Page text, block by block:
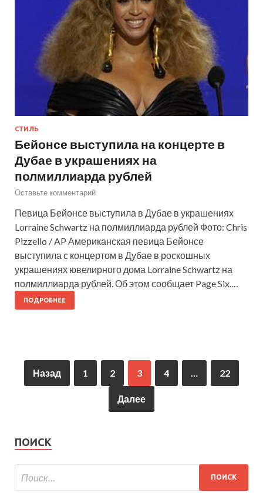
СТИЛЬ
Бейонсе выступила на концерте в
Дубае в украшениях на
полмиллиарда рублей
Оставьте комментарий
Певица Бейонсе выступила в Дубае в украшениях
Lorraine Schwartz на полмиллиарда рублей Фото: Chris
Pizzello / AP Американская певица Бейонсе
выступила с концертом в Дубае в роскошных
украшениях ювелирного дома Lorraine Schwartz на
полмиллиарда рублей. Об этом сообщает Page Six.…
ПОДРОБНЕЕ
Назад 1 2 3 4 22
Далее
ПОИСК